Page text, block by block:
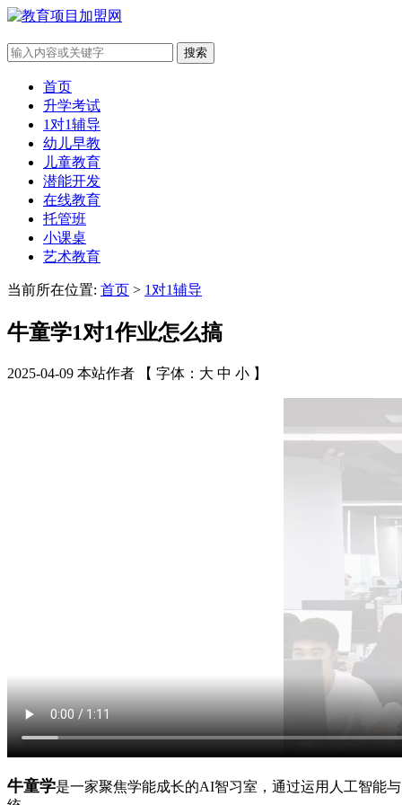
搜索
首页
升学考试
1对1辅导
幼儿早教
儿童教育
潜能开发
在线教育
托管班
小课桌
艺术教育
当前所在位置: 首页 > 1对1辅导
牛童学1对1作业怎么搞
2025-04-09 本站作者 【 字体： 大 中 小 】
牛童学是一家聚焦学能成长的AI智习室，通过运用人工智能